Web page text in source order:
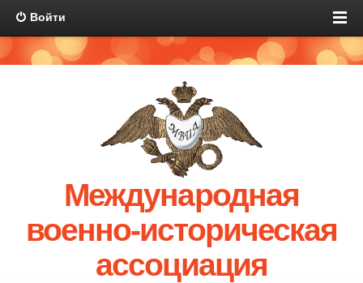
Войти
Международная
военно-историческая
ассоциация